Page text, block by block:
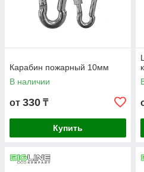
Карабин пожарный 10мм
В наличии
от 330 ₸
Купить